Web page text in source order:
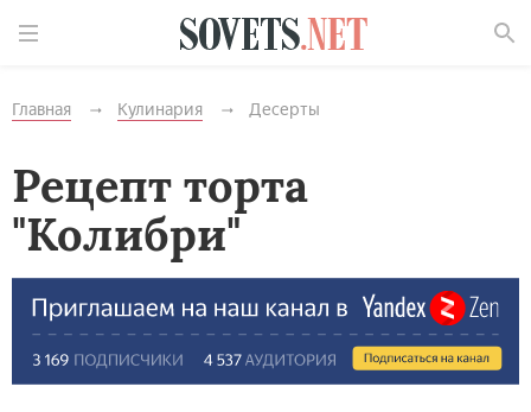
Главная Кулинария Десерты
Рецепт торта
"Колибри"